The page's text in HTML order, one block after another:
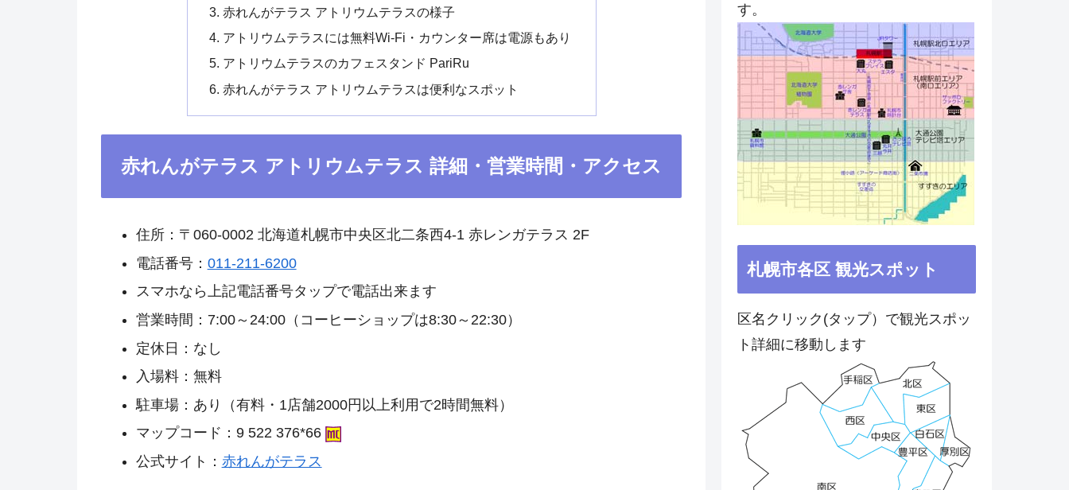
赤れんがテラス アトリウムテラスの様子
アトリウムテラスには無料Wi-Fi・カウンター席は電源もあり
アトリウムテラスのカフェスタンド PariRu
赤れんがテラス アトリウムテラスは便利なスポット
赤れんがテラス アトリウムテラス 詳細・営業時間・アクセス
住所：〒060-0002 北海道札幌市中央区北二条西4-1 赤レンガテラス 2F
電話番号： 011-211-6200
スマホなら上記電話番号タップで電話出来ます
営業時間：7:00～24:00（コーヒーショップは8:30～22:30）
定休日：なし
入場料：無料
駐車場：あり（有料・1店舗2000円以上利用で2時間無料）
マップコード：9 522 376*66
公式サイト： 赤れんがテラス
す。
札幌市各区 観光スポット
区名クリック(タップ）で観光スポッ
ト詳細に移動します